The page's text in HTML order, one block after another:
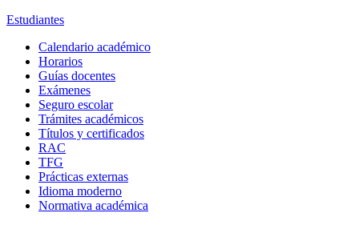
Estudiantes
Calendario académico
Horarios
Guías docentes
Exámenes
Seguro escolar
Trámites académicos
Títulos y certificados
RAC
TFG
Prácticas externas
Idioma moderno
Normativa académica